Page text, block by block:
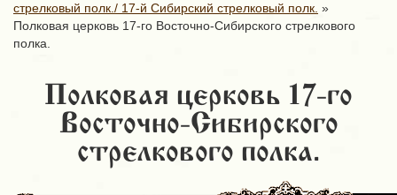
стрелковый полк./ 17-й Сибирский стрелковый полк. »
Полковая церковь 17-го Восточно-Сибирского стрелкового
полка.
Полковая церковь 17-го
Восточно-Сибирского
стрелкового полка.